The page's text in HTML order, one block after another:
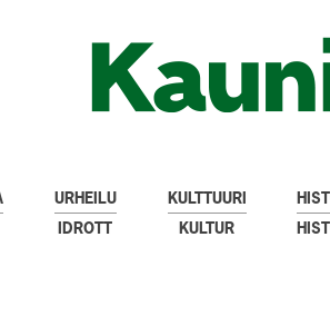
URHEILU
IDROTT
KULTTUURI
KULTUR